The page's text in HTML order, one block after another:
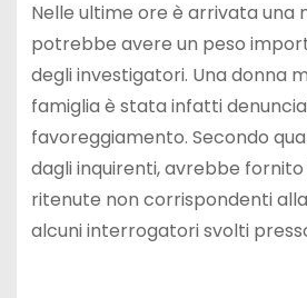
Nelle ultime ore è arrivata una
potrebbe avere un peso
degli investigatori. Una donna
famiglia è stata infatti
favoreggiamento. Secondo
dagli inquirenti, avrebbe
ritenute non corrispondenti
alcuni interrogatori svolti